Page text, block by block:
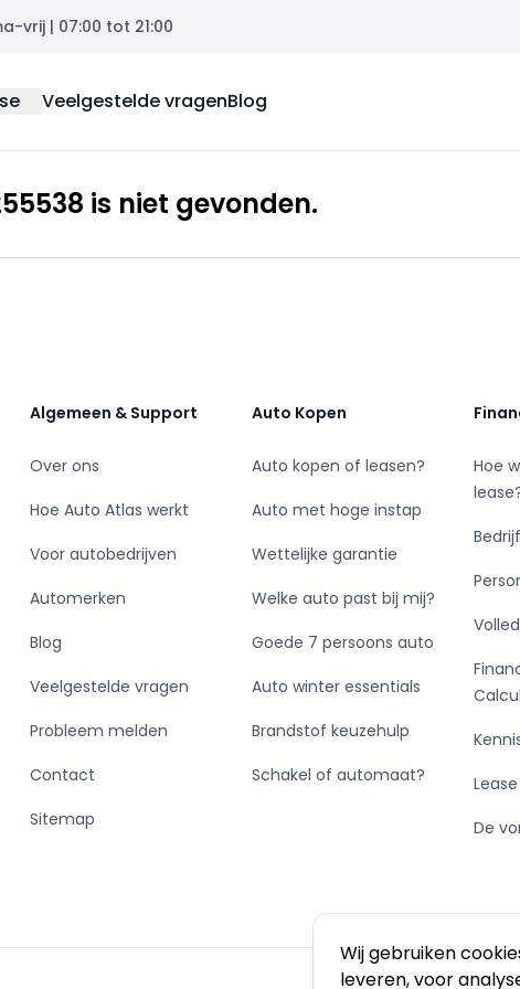
Wij gebruiken
leveren, voor
vrij | 07:00 tot 21:00
Veelgestelde vragenBlog
is niet gevonden.
Algemeen & Support
Over ons
Hoe Auto Atlas werkt
Voor autobedrijven
Automerken
Blog
Veelgestelde vragen
Probleem melden
Contact
Sitemap
Auto Kopen
Auto kopen of leasen?
Auto met hoge instap
Wettelijke garantie
Welke auto past bij mij?
Goede 7 persoons auto
Auto winter essentials
Brandstof keuzehulp
Schakel of automaat?
Hoe
De